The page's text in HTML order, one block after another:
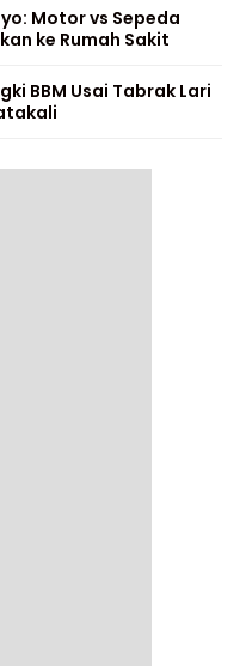
Motor vs Sepeda
ke Rumah Sakit
BBM Usai Tabrak Lari